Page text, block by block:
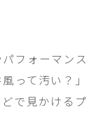
フォーマン
って汚い？
で見かける